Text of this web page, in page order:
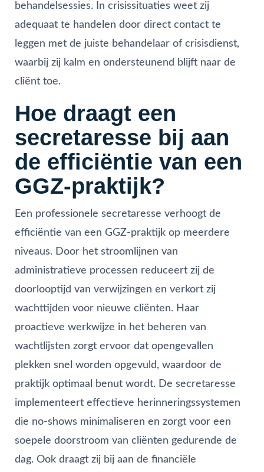
behandelsessies. In crisissituaties weet zij
adequaat te handelen door direct contact te
leggen met de juiste behandelaar of crisisdienst,
waarbij zij kalm en ondersteunend blijft naar de
cliënt toe.
Hoe draagt een
secretaresse bij aan
de efficiëntie van een
GGZ-praktijk?
Een professionele secretaresse verhoogt de
efficiëntie van een GGZ-praktijk op meerdere
niveaus. Door het stroomlijnen van
administratieve processen reduceert zij de
doorlooptijd van verwijzingen en verkort zij
wachttijden voor nieuwe cliënten. Haar
proactieve werkwijze in het beheren van
wachtlijsten zorgt ervoor dat opengevallen
plekken snel worden opgevuld, waardoor de
praktijk optimaal benut wordt. De secretaresse
implementeert effectieve herinneringssystemen
die no-shows minimaliseren en zorgt voor een
soepele doorstroom van cliënten gedurende de
dag. Ook draagt zij bij aan de financiële